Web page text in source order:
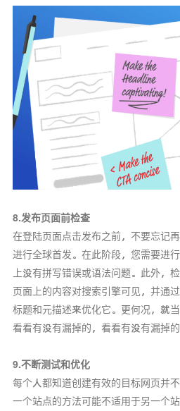
8.发布页面前检查
在登陆页面点击发布之前，不要忘记
进行全球首发。在此阶段，您需要进
上没有拼写错误或语法问题。此外，
页面上的内容对搜索引擎可见，并通
标题和元描述来优化它。更何况，就
看看有没有漏掉的，看看有没有漏掉的
9.不断测试和优化
每个人都知道创建有效的目标网页并
一个站点的方法可能不适用于另一个